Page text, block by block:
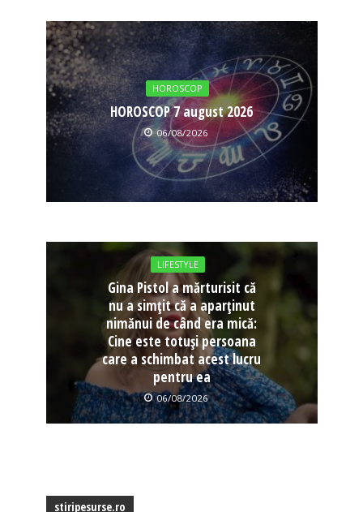
HOROSCOP
HOROSCOP 7 august 2026
06/08/2026
LIFESTYLE
Gina Pistol a mărturisit că
nu a simțit că a aparținut
nimănui de când era mică:
Cine este totuși persoana
care a schimbat acest lucru
pentru ea
06/08/2026
stiripesurse.ro